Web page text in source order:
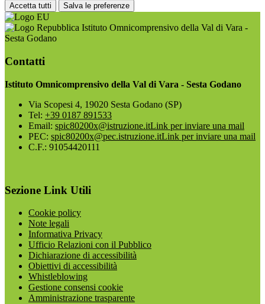
Accetta tutti Salva le preferenze
Istituto Omnicomprensivo della Val di Vara -
Sesta Godano
Contatti
Istituto Omnicomprensivo della Val di Vara - Sesta Godano
Via Scopesi 4, 19020 Sesta Godano (SP)
Tel: +39 0187 891533
Email: spic80200x@istruzione.itLink per inviare una mail
PEC: spic80200x@pec.istruzione.itLink per inviare una mail
C.F.: 91054420111
Sezione Link Utili
Cookie policy
Note legali
Informativa Privacy
Ufficio Relazioni con il Pubblico
Dichiarazione di accessibilità
Obiettivi di accessibilità
Whistleblowing
Gestione consensi cookie
Amministrazione trasparente